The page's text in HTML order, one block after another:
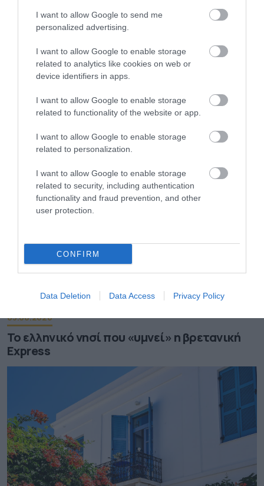
I want to allow Google to send me
personalized advertising.
I want to allow Google to enable storage
related to analytics like cookies on web or
device identifiers in apps.
I want to allow Google to enable storage
related to functionality of the website or app.
I want to allow Google to enable storage
related to personalization.
I want to allow Google to enable storage
related to security, including authentication
functionality and fraud prevention, and other
user protection.
CONFIRM
Data Deletion Data Access Privacy Policy
Ακολουθήστε το
foodlife.gr στο Google
Newsκαι μάθετε πρώτοι όλες τις ειδήσεις
TAGS:
ΠΕΡΙΣΣΟΤΕΡA
03.08.2026
Το ελληνικό νησί που «υμνεί» η βρετανική
Express